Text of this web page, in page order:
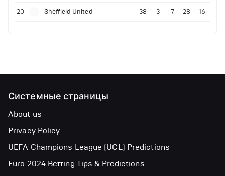
20 Sheffield United 38 3 7 28 16
Системные страницы
About us
Privacy Policy
UEFA Champions League (UCL) Predictions
Euro 2024 Betting Tips & Predictions